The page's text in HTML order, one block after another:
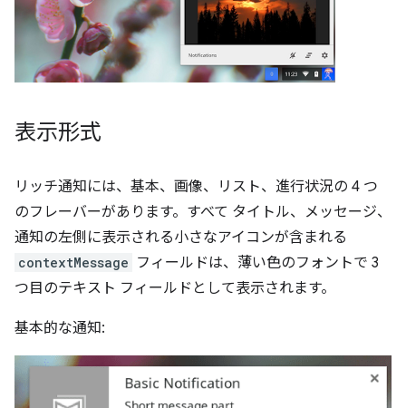
表示形式
リッチ通知には、基本、画像、リスト、進行状況の 4 つ
のフレーバーがあります。すべて タイトル、メッセージ、
通知の左側に表示される小さなアイコンが含まれる
contextMessage フィールドは、薄い色のフォントで 3
つ目のテキスト フィールドとして表示されます。
基本的な通知: